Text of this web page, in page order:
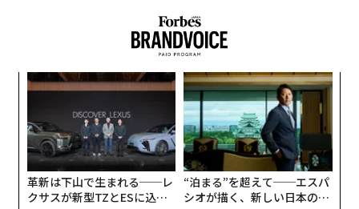
革新は下山で生まれる──レ
クサスが新型TZとESに込め
“泊まる”を超えて──エスパ
シオが描く、新しい日本のラ